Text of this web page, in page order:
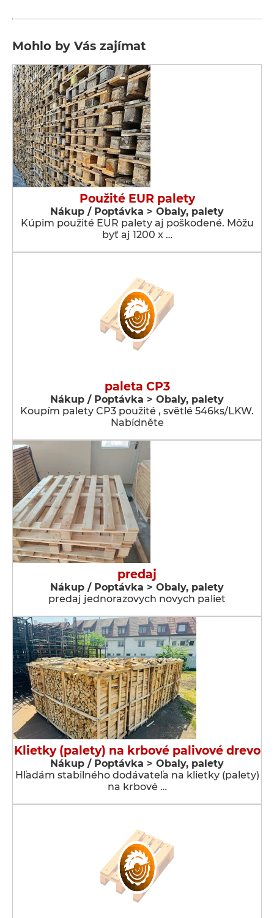
Mohlo by Vás zajímat
Použité EUR palety
Nákup / Poptávka > Obaly, palety
Kúpim použité EUR palety aj poškodené. Môžu
byť aj 1200 x …
paleta CP3
Nákup / Poptávka > Obaly, palety
Koupím palety CP3 použité , světlé 546ks/LKW.
Nabídněte
predaj
Nákup / Poptávka > Obaly, palety
predaj jednorazovych novych paliet
Klietky (palety) na krbové palivové drevo
Nákup / Poptávka > Obaly, palety
Hľadám stabilného dodávateľa na klietky (palety)
na krbové …